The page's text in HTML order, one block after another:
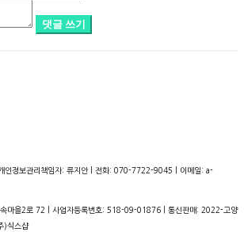
댓글 쓰기
인정보관리책임자: 류지안 | 전화: 070-7722-9045 | 이메일: a-
마을2로 72 | 사업자등록번호: 518-09-01876 | 통신판매: 2022-고양
)식스샵